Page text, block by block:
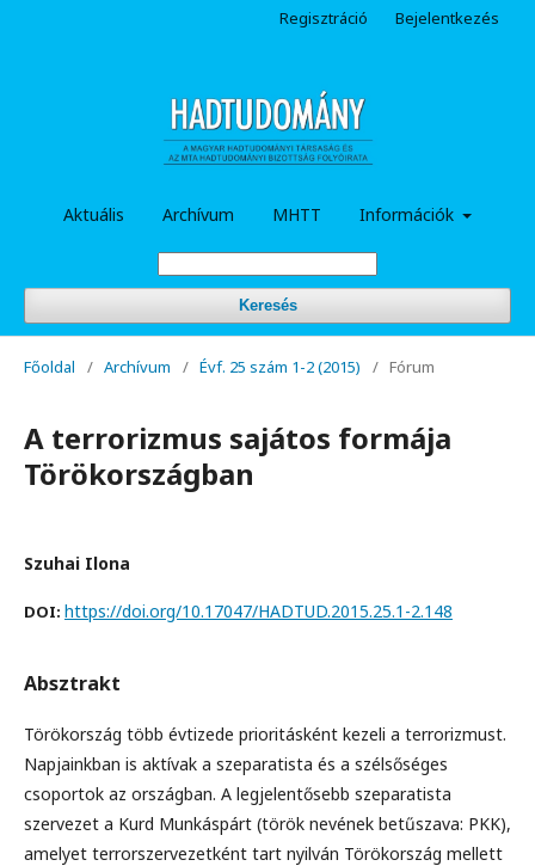
Aktuális Archívum MHTT Információk
Keresés
Regisztráció Bejelentkezés
Főoldal / Archívum / Évf. 25 szám 1-2 (2015) / Fórum
A terrorizmus sajátos formája
Törökországban
Szuhai Ilona
DOI: https://doi.org/10.17047/HADTUD.2015.25.1-2.148
Absztrakt
Törökország több évtizede prioritásként kezeli a terrorizmust.
Napjainkban is aktívak a szeparatista és a szélsőséges
csoportok az országban. A legjelentősebb szeparatista
szervezet a Kurd Munkáspárt (török nevének betűszava: PKK),
amelyet terrorszervezetként tart nyilván Törökország mellett